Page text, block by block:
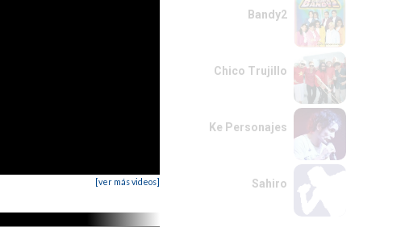
[ver más videos]
Bandy2
Chico Trujillo
Ke Personajes
Sahiro